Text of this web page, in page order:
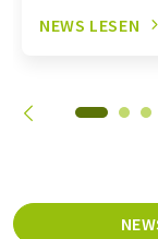
NEWS LESEN